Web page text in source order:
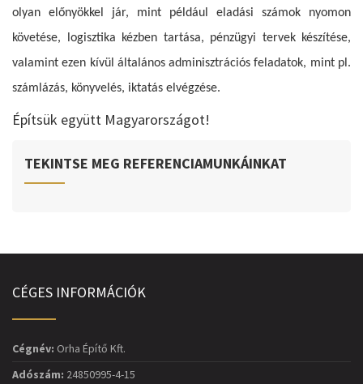
olyan előnyökkel jár, mint például eladási számok nyomon
követése, logisztika kézben tartása, pénzügyi tervek készítése,
valamint ezen kívül általános adminisztrációs feladatok, mint pl.
számlázás, könyvelés, iktatás elvégzése.
Építsük együtt Magyarországot!
TEKINTSE MEG REFERENCIAMUNKÁINKAT
CÉGES INFORMÁCIÓK
Cégnév: Orha Építő Kft.
Adószám: 24850995-4-15